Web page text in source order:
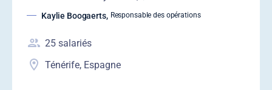
Kaylie Boogaerts, Responsable des opérations
25 salariés
Ténérife, Espagne